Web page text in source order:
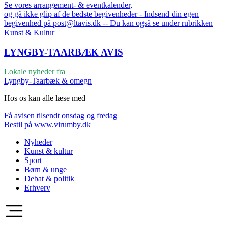
Se vores arrangement- & eventkalender,
og gå ikke glip af de bedste begivenheder - Indsend din egen
begivenhed på post@ltavis.dk -- Du kan også se under rubrikken
Kunst & Kultur
LYNGBY-TAARBÆK AVIS
Lokale nyheder fra
Lyngby-Taarbæk & omegn
Hos os kan alle læse med
Få avisen tilsendt onsdag og fredag
Bestil på www.virumby.dk
Nyheder
Kunst & kultur
Sport
Børn & unge
Debat & politik
Erhverv